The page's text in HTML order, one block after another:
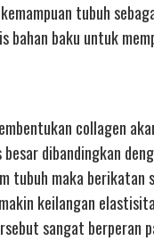
tubuh
bahan baku untuk
collagen
dibandingkan
tubuh maka
keilangan
sangat berperan